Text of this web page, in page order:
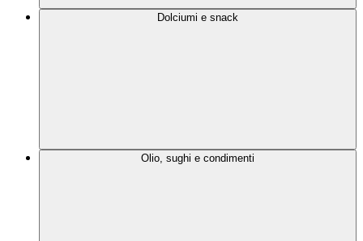
Dolciumi e snack
Olio, sughi e condimenti